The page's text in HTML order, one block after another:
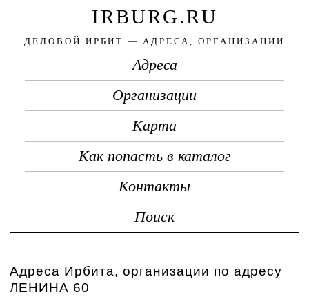
IRBURG.RU
ДЕЛОВОЙ ИРБИТ — АДРЕСА, ОРГАНИЗАЦИИ
Адреса
Организации
Карта
Как попасть в каталог
Контакты
Поиск
Адреса Ирбита, организации по адресу
ЛЕНИНА 60